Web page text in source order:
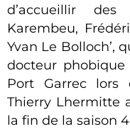
d’accueillir
Karembeu,
Yvan Le Bolloch’,
docteur
Port Garrec lors
Thierry Lhermitte
la fin de la saison